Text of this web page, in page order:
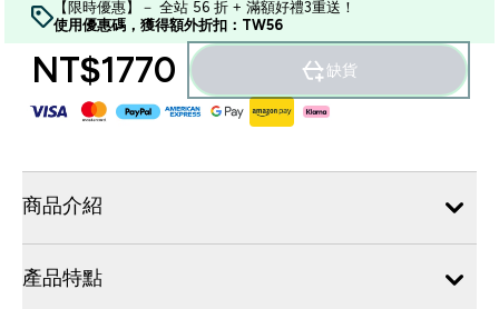
【限時優惠】－ 全站 56 折 + 滿額好禮3重送！
使用優惠碼，獲得額外折扣：TW56
NT$1770‎ 缺貨
商品介紹
產品特點